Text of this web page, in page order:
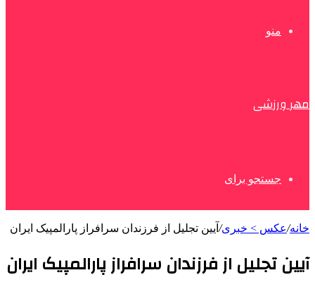
منو
مهر ورزشی
جستجو برای
خانه/عکس > خبری/ آیین تجلیل از فرزندان سرافراز پارالمپیک ایران
آیین تجلیل از فرزندان سرافراز پارالمپیک ایران